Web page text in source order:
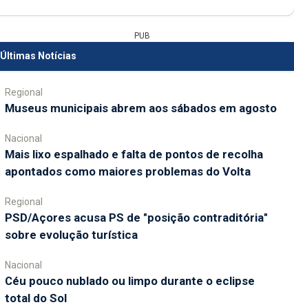
PUB
Últimas Notícias
Regional
Museus municipais abrem aos sábados em agosto
Nacional
Mais lixo espalhado e falta de pontos de recolha
apontados como maiores problemas do Volta
Regional
PSD/Açores acusa PS de "posição contraditória"
sobre evolução turística
Nacional
Céu pouco nublado ou limpo durante o eclipse
total do Sol